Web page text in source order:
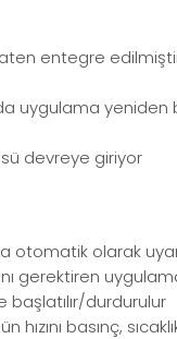
entegre
uygulama yeniden
devreye giriyor
otomatik olarak
gerektiren
başlatılır/durdurulur
hızını basınç,